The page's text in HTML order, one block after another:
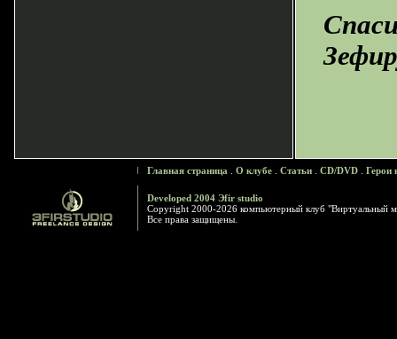
Главная страница О клубе Статьи CD/DVD Герои
Developed 2004 Эfir studio
Copyright 2000-2026 компьютерный клуб "Виртуальный
Все права защищены.